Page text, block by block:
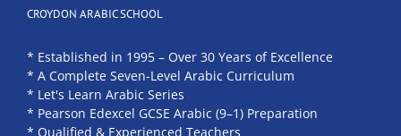
CROYDON ARABIC SCHOOL
* Established in 1995 – Over 30 Years of Excellence
* A Complete Seven-Level Arabic Curriculum
* Let's Learn Arabic Series
* Pearson Edexcel GCSE Arabic (9–1) Preparation
* Qualified & Experienced Teachers